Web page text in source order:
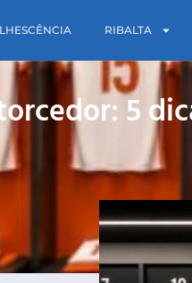
RIBALTA
5